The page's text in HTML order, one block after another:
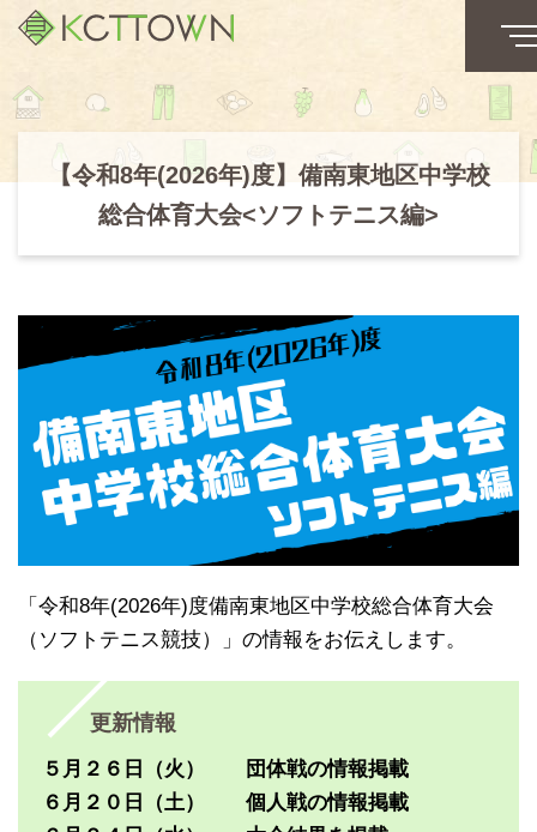
【令和8年(2026年)度】備南東地区中学校
総合体育大会<ソフトテニス編>
「令和8年(2026年)度備南東地区中学校総合体育大会
（ソフトテニス競技）」の情報をお伝えします。
更新情報
５月２６日（火） 団体戦の情報掲載
６月２０日（土） 個人戦の情報掲載